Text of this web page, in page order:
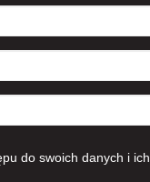
do swoich danych i